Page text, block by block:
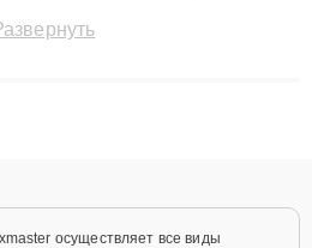
лет. Наши мастера решают
осуществляет все виды